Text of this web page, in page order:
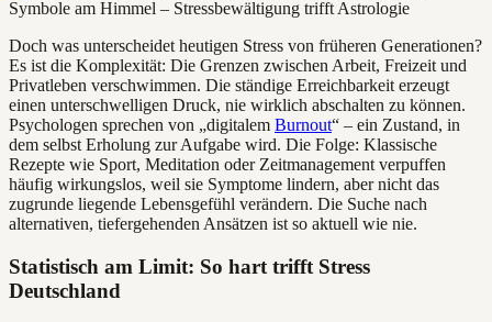
Doch was unterscheidet heutigen Stress von früheren Generationen?
Es ist die Komplexität: Die Grenzen zwischen Arbeit, Freizeit und
Privatleben verschwimmen. Die ständige Erreichbarkeit erzeugt
einen unterschwelligen Druck, nie wirklich abschalten zu können.
Psychologen sprechen von „digitalem Burnout“ – ein Zustand, in
dem selbst Erholung zur Aufgabe wird. Die Folge: Klassische
Rezepte wie Sport, Meditation oder Zeitmanagement verpuffen
häufig wirkungslos, weil sie Symptome lindern, aber nicht das
zugrunde liegende Lebensgefühl verändern. Die Suche nach
alternativen, tiefergehenden Ansätzen ist so aktuell wie nie.
Statistisch am Limit: So hart trifft Stress
Deutschland